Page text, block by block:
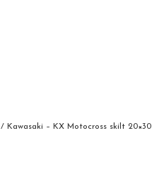
/ Kawasaki – KX Motocross skilt 20×30